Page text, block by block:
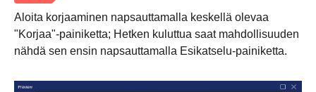
Aloita korjaaminen napsauttamalla keskellä olevaa
"Korjaa"-painiketta; Hetken kuluttua saat mahdollisuuden
nähdä sen ensin napsauttamalla Esikatselu-painiketta.